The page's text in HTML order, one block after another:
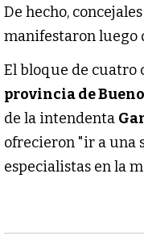
De hecho,
manifestaron luego
El bloque de cuatro
provincia de
de la intendenta
ofrecieron "ir a una
especialistas en la